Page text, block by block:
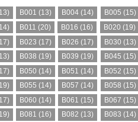
B001 (13) B004 (14) B005 (15)
B011 (20) B016 (16) B020 (19)
B023 (17) B026 (17) B030 (13)
B038 (19) B039 (19) B045 (15)
B050 (14) B051 (14) B052 (15)
B055 (14) B057 (14) B058 (15)
B060 (14) B061 (15) B067 (15)
B081 (16) B082 (13) B083 (14)